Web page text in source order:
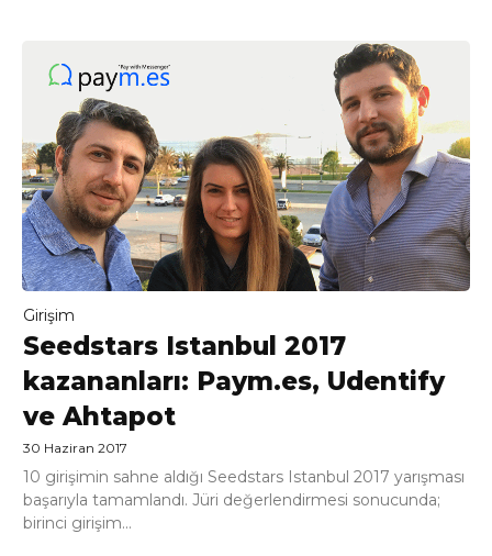
Girişim
Seedstars Istanbul 2017
kazananları: Paym.es, Udentify
ve Ahtapot
30 Haziran 2017
10 girişimin sahne aldığı Seedstars Istanbul 2017 yarışması
başarıyla tamamlandı. Jüri değerlendirmesi sonucunda;
birinci girişim...